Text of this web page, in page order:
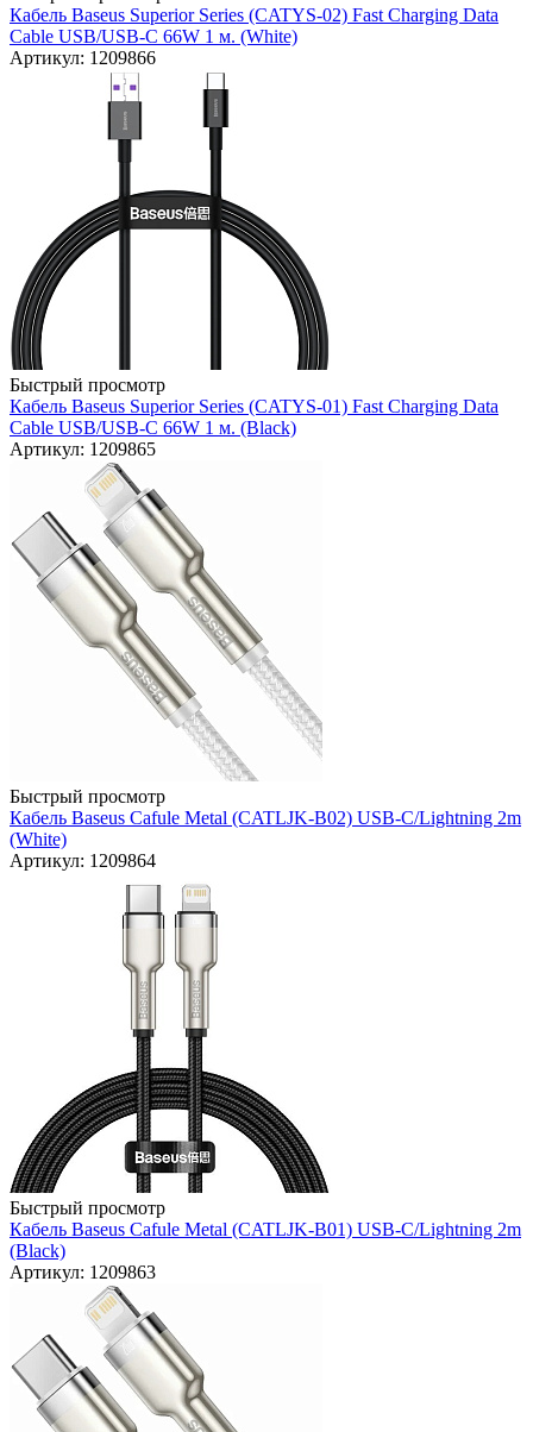
Кабель Baseus Superior Series (CATYS-02) Fast Charging Data
Cable USB/USB-C 66W 1 м. (White)
Артикул: 1209866
Быстрый просмотр
Кабель Baseus Superior Series (CATYS-01) Fast Charging Data
Cable USB/USB-C 66W 1 м. (Black)
Артикул: 1209865
Быстрый просмотр
Кабель Baseus Cafule Metal (CATLJK-B02) USB-C/Lightning 2m
(White)
Артикул: 1209864
Быстрый просмотр
Кабель Baseus Cafule Metal (CATLJK-B01) USB-C/Lightning 2m
(Black)
Артикул: 1209863